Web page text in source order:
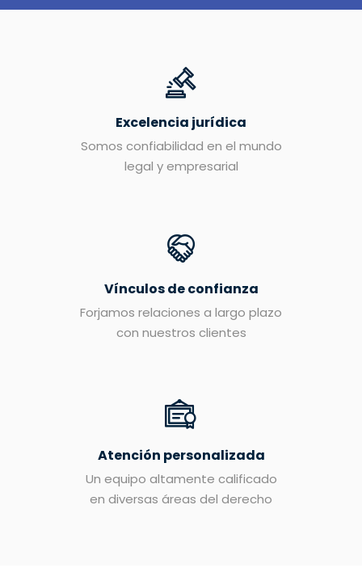
Excelencia jurídica
Somos confiabilidad en el mundo
legal y empresarial
Vínculos de confianza
Forjamos relaciones a largo plazo
con nuestros clientes
Atención personalizada
Un equipo altamente calificado
en diversas áreas del derecho